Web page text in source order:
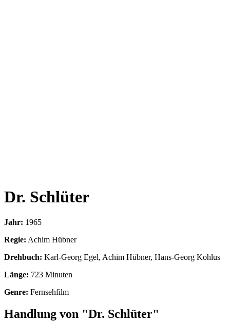
Dr. Schlüter
Jahr: 1965
Regie: Achim Hübner
Drehbuch: Karl-Georg Egel, Achim Hübner, Hans-Georg Kohlus
Länge: 723 Minuten
Genre: Fernsehfilm
Handlung von "Dr. Schlüter"